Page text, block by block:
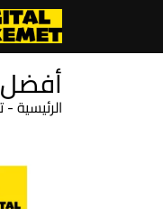
أفضل
الرئيسية-